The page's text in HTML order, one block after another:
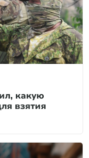
какую
взятия